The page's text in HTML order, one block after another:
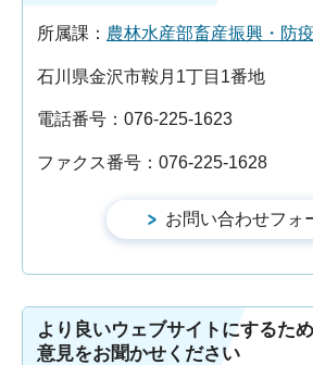
所属課： 農林水産部畜産振興・防
石川県金沢市鞍月1丁目1番地
電話番号：076-225-1623
ファクス番号：076-225-1628
より良いウェブサイトにするた
意見をお聞かせください